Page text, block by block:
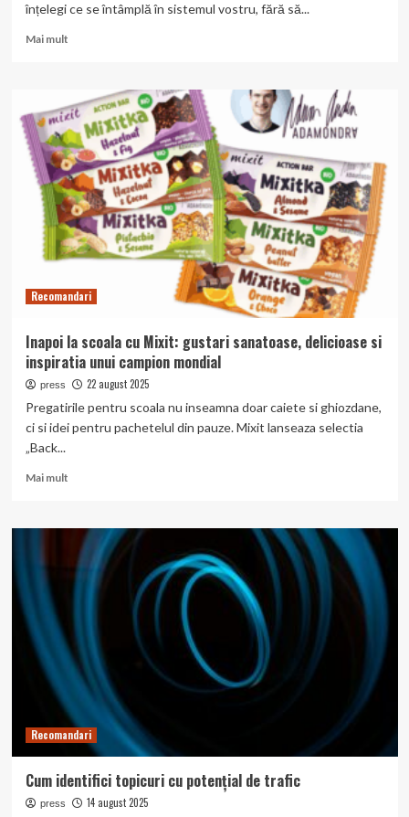
înțelegi ce se întâmplă în sistemul vostru, fără să...
Mai multRead
Observabilitate
pentru
echipe
mici:
loguri,
metrici,
tracing
Recomandari
Inapoi la scoala cu Mixit: gustari sanatoase, delicioase si
inspiratia unui campion mondial
press 22 august 2025
Pregatirile pentru scoala nu inseamna doar caiete si ghiozdane,
ci si idei pentru pachetelul din pauze. Mixit lanseaza selectia
„Back...
Mai multRead
Inapoi
scoala
delicioase
si
inspiratia
campion
mondial
Recomandari
Cum identifici topicuri cu potențial de trafic
press 14 august 2025